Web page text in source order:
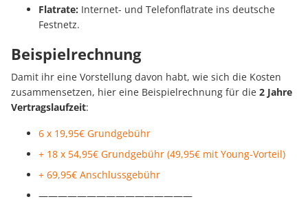
Flatrate: Internet- und Telefonflatrate ins deutsche
Festnetz.
Beispielrechnung
Damit ihr eine Vorstellung davon habt, wie sich die Kosten
zusammensetzen, hier eine Beispielrechnung für die 2 Jahre
Vertragslaufzeit:
6 x 19,95€ Grundgebühr
+ 18 x 54,95€ Grundgebühr (49,95€ mit Young-Vorteil)
+ 69,95€ Anschlussgebühr
————————————————